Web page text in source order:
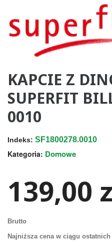
KAPCIE Z
SUPERFIT
0010
Indeks: SF1800278.0010
Kategoria: Domowe
139,00
Brutto
Najniższa cena w ciągu ostatnich